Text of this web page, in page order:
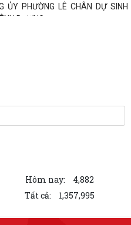
DỰ SINH HOẠT CHI BỘ THƯỜNG
HOẠT CHÍNH TRỊ DƯỚI CỜ
MÃ QR – BƯỚC TIẾN MỚI
8/2026
NHÂN VĂN TỪ MÔ HÌNH “NGÀY